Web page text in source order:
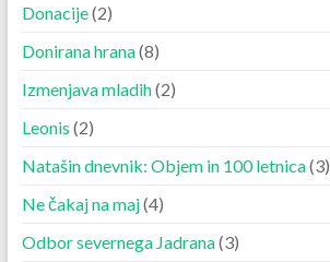
Donacije(2)
Donirana hrana(8)
Izmenjava mladih(2)
Leonis (2)
Natašin dnevnik: Objem in 100 letnica(3)
Ne čakaj na maj(4)
Odbor severnega Jadrana(3)